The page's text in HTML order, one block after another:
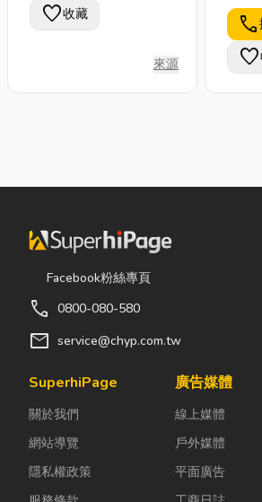
favorite收藏
來源
服務
新產
call
favorite
Facebook粉絲專頁
call 0800-080-580
mail service@chyp.com.tw
SuperhiPage
關於我們
網站導覽
隱私權政策
廣告媒體
線上媒體
戶外媒體
平面廣告